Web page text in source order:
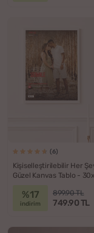
(6)
Kişiselleştirilebilir Her
Güzel Kanvas Tablo -
%17
indirim
899.90 TL
749.90 TL